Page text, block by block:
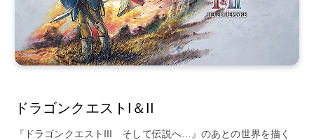
ドラゴンクエストI＆II
『ドラゴンクエストIII そして伝説へ…』のあとの世界を描く